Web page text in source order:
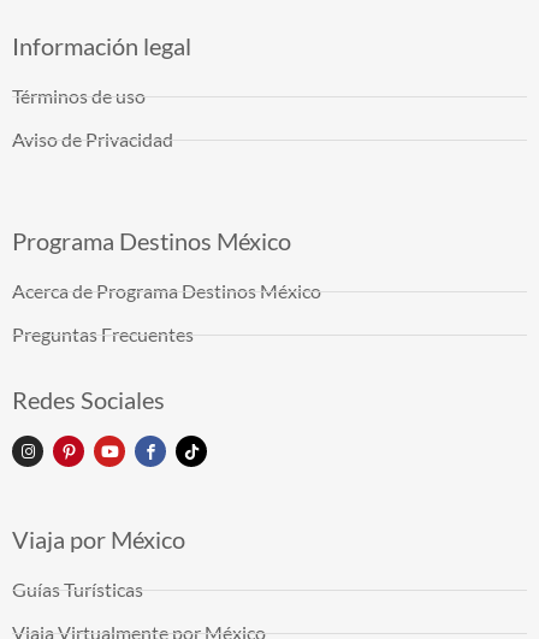
Información legal
Términos de uso
Aviso de Privacidad
Programa Destinos México
Acerca de Programa Destinos México
Preguntas Frecuentes
Redes Sociales
Viaja por México
Guías Turísticas
Viaja Virtualmente por México